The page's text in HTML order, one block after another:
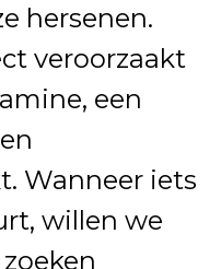
hersenen.
veroorzaakt
een
Wanneer iets
willen we